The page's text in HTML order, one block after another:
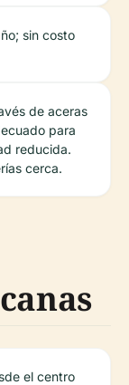
sin costo
de aceras
para
reducida.
cerca.
el centro